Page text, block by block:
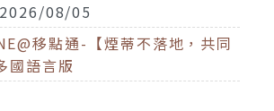
08/05
移點通-【煙蒂不落地，共同
國語言版